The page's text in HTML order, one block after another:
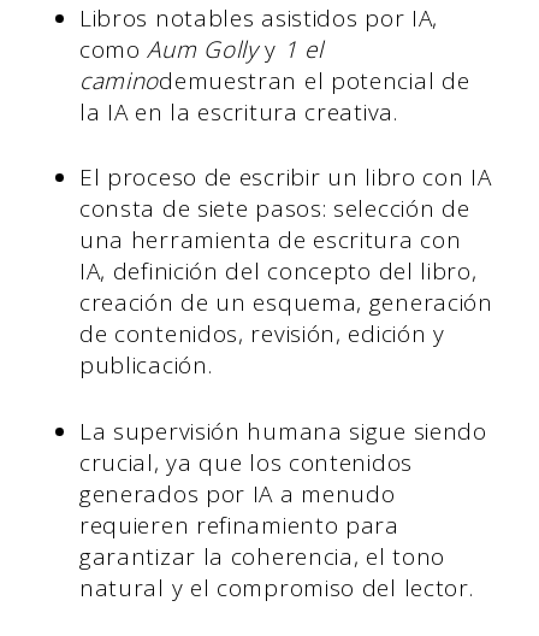
Libros notables asistidos por IA,
comoAum Gollyy 1 el
caminodemuestran el potencial de
la IA en la escritura creativa.
El proceso de escribir un libro con IA
consta de siete pasos: selección de
una herramienta de escritura con
IA, definición del concepto del libro,
creación de un esquema, generación
de contenidos, revisión, edición y
publicación.
La supervisión humana sigue siendo
crucial, ya que los contenidos
generados por IA a menudo
requieren refinamiento para
garantizar la coherencia, el tono
natural y el compromiso del lector.